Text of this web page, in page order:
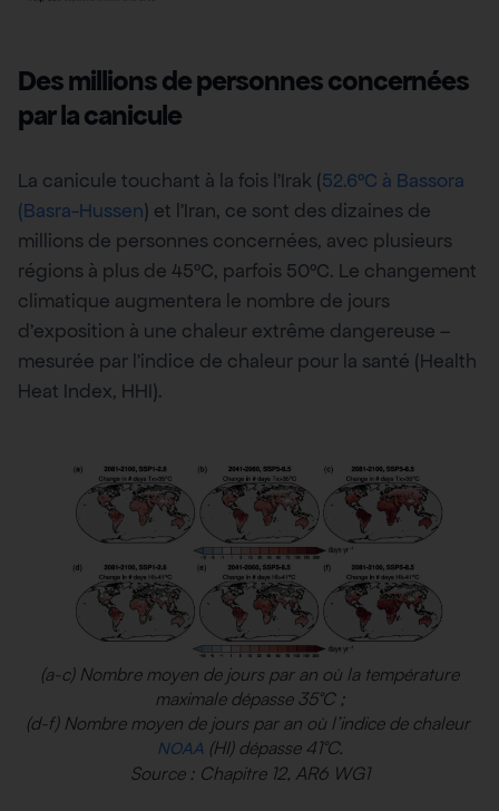
Des millions de personnes concernées
par la canicule
La canicule touchant à la fois l’Irak (52.6°C à Bassora
(Basra-Hussen) et l’Iran, ce sont des dizaines de
millions de personnes concernées, avec plusieurs
régions à plus de 45°C, parfois 50°C. Le changement
climatique augmentera le nombre de jours
d’exposition à une chaleur extrême dangereuse –
mesurée par l’indice de chaleur pour la santé (Health
Heat Index, HHI).
(a-c) Nombre moyen de jours par an où la température
maximale dépasse 35°C ;
(d-f) Nombre moyen de jours par an où l’indice de chaleur
NOAA (HI) dépasse 41°C.
Source : Chapitre 12, AR6 WG1